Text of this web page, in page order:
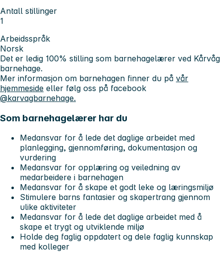
Antall stillinger
1
Arbeidsspråk
Norsk
Det er ledig 100% stilling som barnehagelærer ved Kårvåg
barnehage.
Mer informasjon om barnehagen finner du på vår
hjemmeside eller følg oss på facebook
@karvagbarnehage.
Som barnehagelærer har du
Medansvar for å lede det daglige arbeidet med
planlegging, gjennomføring, dokumentasjon og
vurdering
Medansvar for opplæring og veiledning av
medarbeidere i barnehagen
Medansvar for å skape et godt leke og læringsmiljø
Stimulere barns fantasier og skapertrang gjennom
ulike aktiviteter
Medansvar for å lede det daglige arbeidet med å
skape et trygt og utviklende miljø
Holde deg faglig oppdatert og dele faglig kunnskap
med kolleger